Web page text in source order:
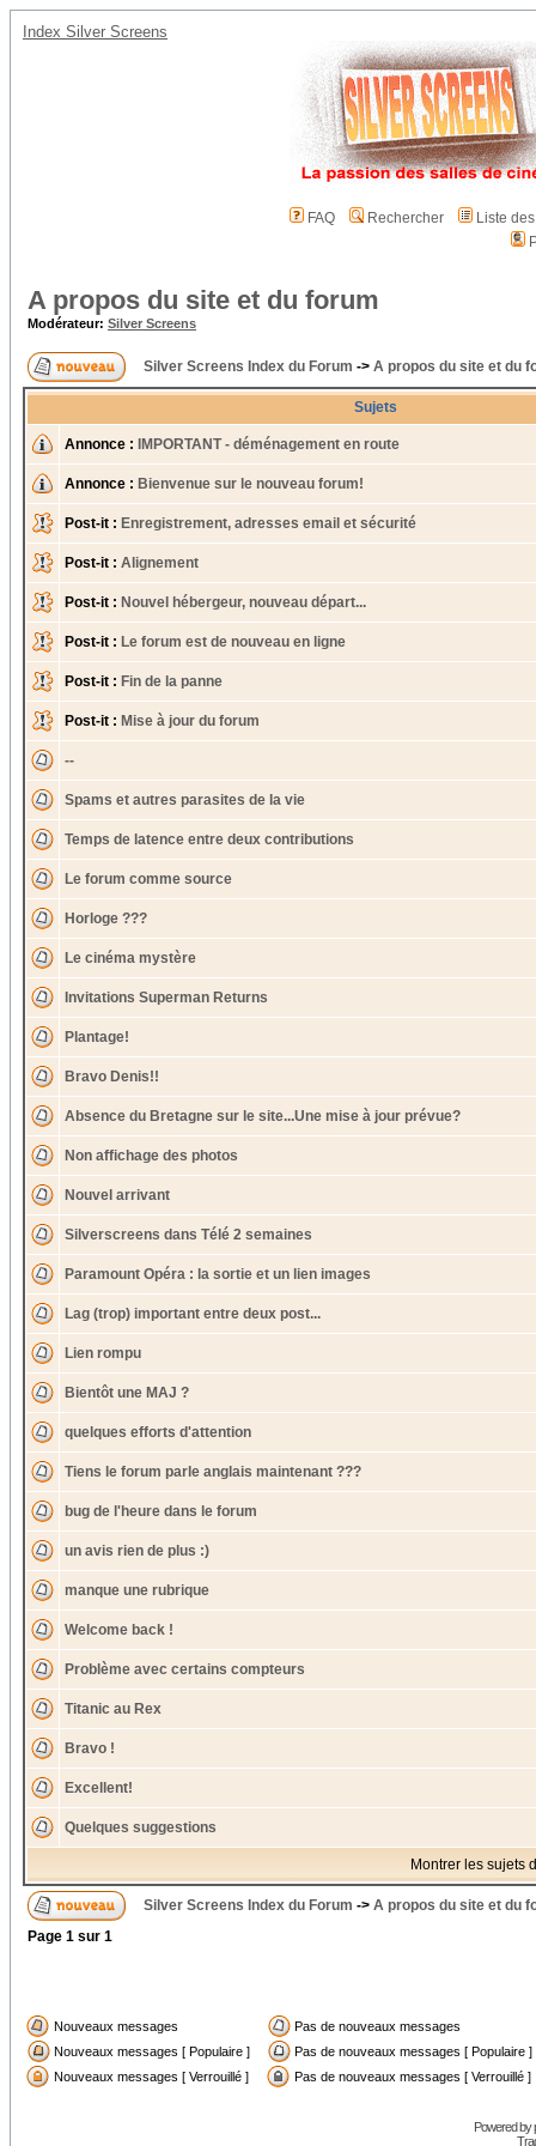
Index Silver Screens
FAQ Rechercher
Liste
A propos du site et du forum
Modérateur: Silver Screens
Silver Screens Index du Forum -> A propos du site et du
Sujets
Annonce : IMPORTANT - déménagement en route
Annonce : Bienvenue sur le nouveau forum!
Post-it : Enregistrement, adresses email et sécurité
Post-it : Alignement
Post-it : Nouvel hébergeur, nouveau départ...
Post-it : Le forum est de nouveau en ligne
Post-it : Fin de la panne
Post-it : Mise à jour du forum
--
Spams et autres parasites de la vie
Temps de latence entre deux contributions
Le forum comme source
Horloge ???
Le cinéma mystère
Invitations Superman Returns
Plantage!
Bravo Denis!!
Absence du Bretagne sur le site...Une mise à jour prévue?
Non affichage des photos
Nouvel arrivant
Silverscreens dans Télé 2 semaines
Paramount Opéra : la sortie et un lien images
Lag (trop) important entre deux post...
Lien rompu
Bientôt une MAJ ?
quelques efforts d'attention
Tiens le forum parle anglais maintenant ???
bug de l'heure dans le forum
un avis rien de plus :)
manque une rubrique
Welcome back !
Problème avec certains compteurs
Titanic au Rex
Bravo !
Excellent!
Quelques suggestions
Montrer les sujets
Silver Screens Index du Forum -> A propos du site et du
Page 1 sur 1
Nouveaux messages
Pas de nouveaux messages
Nouveaux messages [ Populaire ]
Pas de nouveaux messages [ Populaire ]
Nouveaux messages [ Verrouillé ]
Pas de nouveaux messages [ Verrouillé ]
Powered by